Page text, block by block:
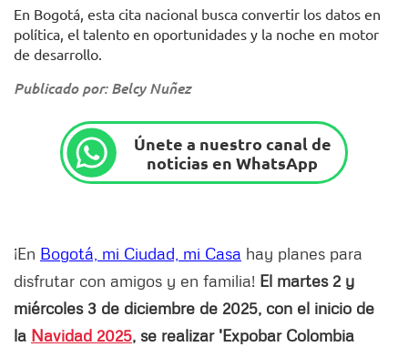
En Bogotá, esta cita nacional busca convertir los datos en
política, el talento en oportunidades y la noche en motor
de desarrollo.
Publicado por: Belcy Nuñez
Únete a nuestro canal de
noticias en WhatsApp
¡En Bogotá, mi Ciudad, mi Casa hay planes para
disfrutar con amigos y en familia! El martes 2 y
miércoles 3 de diciembre de 2025, con el inicio de
la Navidad 2025, se realizar 'Expobar Colombia